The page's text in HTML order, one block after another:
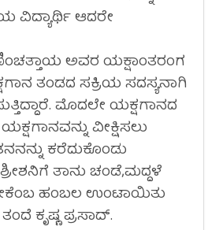
ವಿದ್ಯಾರ್ಥಿ ಆದರೇ
ಅವರ ಯಕ್ಷಾಂತರಂಗ
ತಂಡದ ಸಕ್ರಿಯ ಸದಸ್ಯನಾಗಿ
ಮೊದಲೇ ಯಕ್ಷಗಾನದ
ಯಕ್ಷಗಾನವನ್ನು ವೀಕ್ಷಿಸಲು
ಕರೆದುಕೊಂಡು
ತಾನು ಚಂಡೆ,ಮದ್ದಳೆ
ಹಂಬಲ ಉಂಟಾಯಿತು
ಕೃಷ್ಣ ಪ್ರಸಾದ್.